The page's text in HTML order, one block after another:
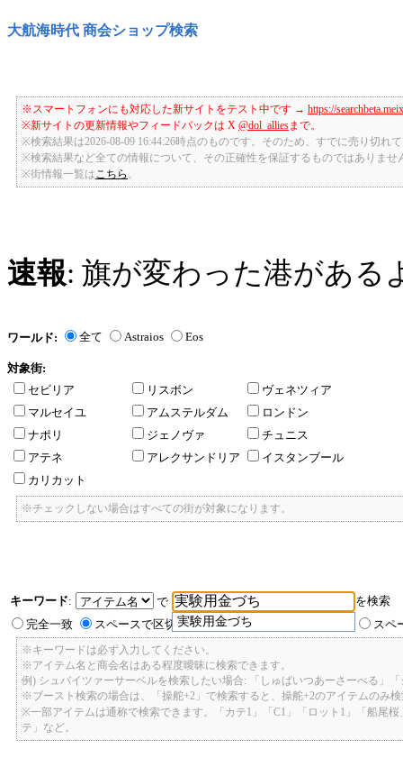
大航海時代 商会ショップ検索
※スマートフォンにも対応した新サイトをテスト中です → https://
※新サイトの更新情報やフィードバックは X @dol_alliesまで。
※検索結果は2026-08-09 16:44:26時点のものです。そのため、すでに売り切れ
※検索結果など全ての情報について、その正確性を保証するものではありませ
※街情報一覧は こちら
速報: 旗が変わった港がある
ワールド: 全て Astraios Eos
対象街:
セビリア
リスボン
ヴェネツィア
マルセイユ
アムステルダム
ロンドン
ナポリ
ジェノヴァ
チュニス
アテネ
アレクサンドリア
イスタンブール
カリカット
※チェックしない場合はすべての街が対象になります。
キーワード:
で
実験用金づち
を検索
完全一致
スペースで区切ったキーワードのいずれかを含む スペ
※キーワードは必ず入力してください。
※アイテム名と商会名はある程度曖昧に検索できます。
例) シュバイツァーサーベルを検索したい場合: 「しゅばいつあーさーべる」
※ブースト検索の場合は、「操舵+2」で検索すると、操舵+2のアイテムのみ
※一部アイテムは通称で検索できます。「カテ1」「C1」「ロット1」「船尾
テ」など。